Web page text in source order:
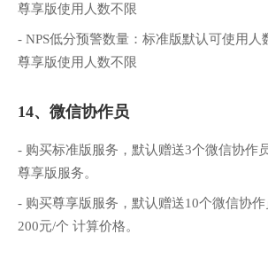
尊享版使用人数不限
- NPS低分预警数量：标准版默认可使用人
尊享版使用人数不限
14、微信协作员
- 购买标准版服务，默认赠送3个微信协作
尊享版服务。
- 购买尊享版服务，默认赠送10个微信协
200元/个 计算价格。